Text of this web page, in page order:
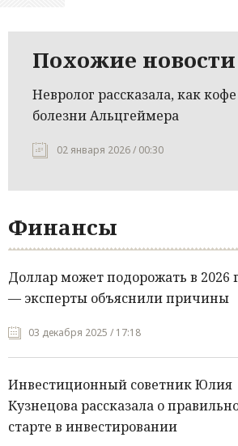
Похожие новости
Невролог рассказала, как
болезни Альцгеймера
02 января 2026 / 00:30
Финансы
Доллар может подорожать в 2026
— эксперты объяснили причины
03 декабря 2025 / 17:18
Инвестиционный советник Юлия
Кузнецова рассказала о
старте в инвестировании